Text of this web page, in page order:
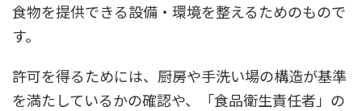
食物を提供できる設備・環境を整えるためのもので
す。
許可を得るためには、厨房や手洗い場の構造が基準
を満たしているかの確認や、「食品衛生責任者」の